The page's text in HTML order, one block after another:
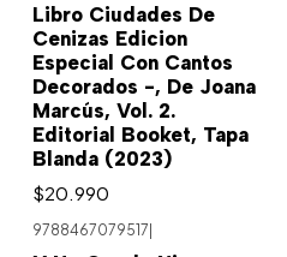
Libro Ciudades De
Cenizas Edicion
Especial Con Cantos
Decorados -, De Joana
Marcús, Vol. 2.
Editorial Booket, Tapa
Blanda (2023)
$20.990
9788467079517